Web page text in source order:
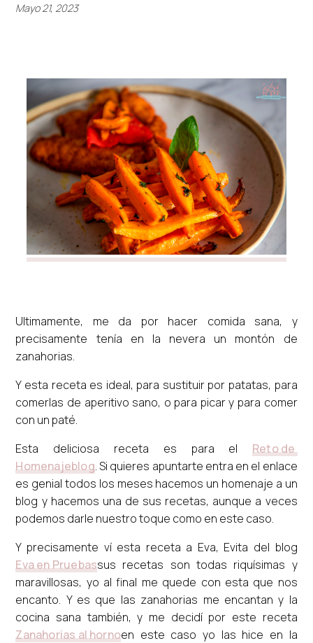
Mayo 21, 2023
Ultimamente, me da por hacer comida sana, y
precisamente tenía en la nevera un montón de
zanahorias.
Y esta receta es ideal, para sustituir por patatas, para
comerlas de aperitivo sano, o para picar y para comer
con un paté.
Esta deliciosa receta es para elReto de
Homenajeblog. Si quieres apuntarte entra en el enlace
es genial todos los meses hacemos un homenaje a un
blog y hacemos una de sus recetas, aunque a veces
podemos darle nuestro toque como en este caso.
Y precisamente ví esta receta a Eva, Evita del blog
Eva en Pruebassus recetas son todas riquísimas y
maravillosas, yo al final me quede con esta que nos
encanto. Y es que las zanahorias me encantan y la
cocina sana también, y me decidí por este receta
Zanahorias al hornoen este caso yo las hice en la